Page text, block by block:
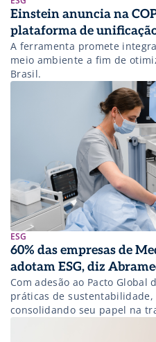
Einstein anuncia na
plataforma de
A ferramenta promete
meio ambiente a fim de
Brasil.
ESG
60% das empresas de
adotam ESG, diz
Com adesão ao Pacto
práticas de
consolidando seu papel na